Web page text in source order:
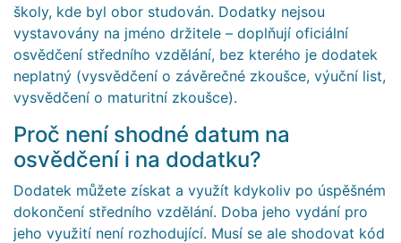
školy, kde byl obor studován. Dodatky nejsou
vystavovány na jméno držitele – doplňují oficiální
osvědčení středního vzdělání, bez kterého je dodatek
neplatný (vysvědčení o závěrečné zkoušce, výuční list,
vysvědčení o maturitní zkoušce).
Proč není shodné datum na
osvědčení i na dodatku?
Dodatek můžete získat a využít kdykoliv po úspěšném
dokončení středního vzdělání. Doba jeho vydání pro
jeho využití není rozhodující. Musí se ale shodovat kód